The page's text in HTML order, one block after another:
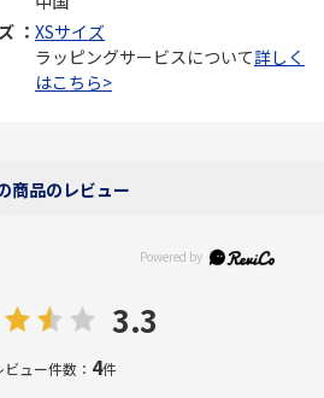
： XSサイズ
ラッピングサービスについて詳しく
はこちら>
商品のレビュー
3.3
ビュー件数： 4件